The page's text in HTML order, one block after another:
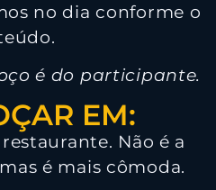
no dia conforme o
é do participante.
EM:
Não é a
é mais cômoda.